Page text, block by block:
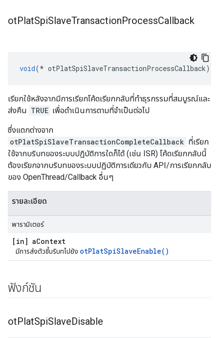
otPlatSpiSlaveTransactionProcessCallback
void(* otPlatSpiSlaveTransactionProcessCallback)(
เรียกใช้หลังจากมีการเรียกโค้ดเรียกกลับที่ทำธุรกรรมที่สมบูรณ์และ
ส่งคืน TRUE เพื่อดำเนินการตามที่จำเป็นต่อไป
ซึ่งแตกต่างจาก
otPlatSpiSlaveTransactionCompleteCallback ที่เรียก
ใช้จากบริบทของระบบปฏิบัติการใดก็ได้ (เช่น ISR) โค้ดเรียกกลับนี้
ต้องเรียกจากบริบทของระบบปฏิบัติการเดียวกับ API/การเรียกกลับ
ของ OpenThread/Callback อื่นๆ
รายละเอียด
พารามิเตอร์
[in] aContext
มีการส่งตัวชี้บริบทไปยัง otPlatSpiSlaveEnable()
ฟังก์ชัน
otPlatSpiSlaveDisable